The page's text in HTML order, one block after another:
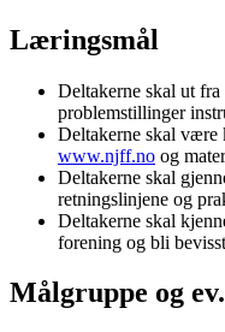
Læringsmål
Deltakerne skal ut
problemstillinger
Deltakerne skal være
www.njff.no og
Deltakerne skal
retningslinjene og
Deltakerne skal
forening og bli
Målgruppe og